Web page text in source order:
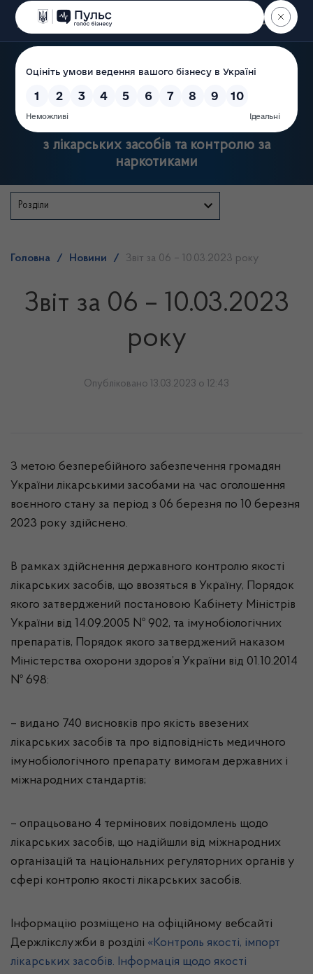
Пошук
Державна служба України
з лікарських засобів та контролю за
наркотиками
Розділи
Головна / Новини / Звіт за 06 – 10.03.2023 року
Звіт за 06 – 10.03.2023
року
Опубліковано 13.03.2023 о 12:43
З метою безперебійного забезпечення громадян
України лікарськими засобами на час оголошення
воєнного стану за період з 06 березня по 10 березня
2023 року здійснено.
В рамках здійснення державного контролю якості
лікарських засобів, що ввозяться в Україну, Порядок
якого затверджений постановою Кабінету Міністрів
України від 14.09.2005 № 902, та імунобіологічних
препаратів, Порядок якого затверджений наказом
Міністерства охорони здоров’я України від 01.10.2014
№ 698:
– видано 740 висновків про якість ввезених
лікарських засобів та про відповідність медичного
імунобіологічного препарату вимогам державних і
міжнародних стандартів;
– опрацьовано 4 термінових повідомлень щодо
лікарських засобів, що надійшли від міжнародних
організацій та національних регуляторних органів у
сфері контролю якості лікарських засобів.
Інформацію розміщено на офіційному вебсайті
Держлікслужби в розділі «Контроль якості, імпорт
лікарських засобів. Інформація щодо якості